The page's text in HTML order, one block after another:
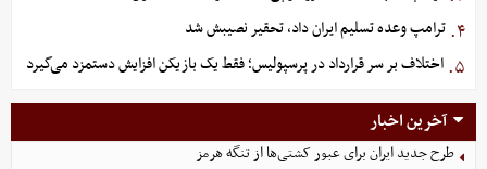
۴. ترامپ وعده تسلیم ایران داد، تحقیر نصیبش شد
۵. اختلاف بر سر قرارداد در پرسپولیس؛ فقط یک بازیکن افزایش دستمزد می‌گیرد
آخرین اخبار
طرح جدید ایران برای عبور کشتی‌ها از تنگه هرمز